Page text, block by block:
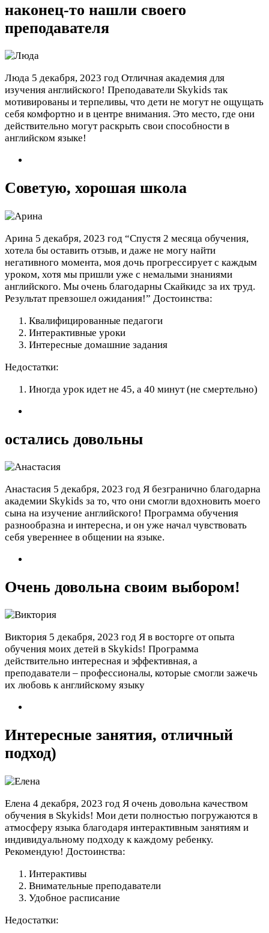
наконец-то нашли своего
преподавателя
Люда 5 декабря, 2023 год Отличная академия для
изучения английского! Преподаватели Skykids так
мотивированы и терпеливы, что дети не могут не ощущать
себя комфортно и в центре внимания. Это место, где они
действительно могут раскрыть свои способности в
английском языке!
Советую, хорошая школа
Арина 5 декабря, 2023 год “Спустя 2 месяца обучения,
хотела бы оставить отзыв, и даже не могу найти
негативного момента, моя дочь прогрессирует с каждым
уроком, хотя мы пришли уже с немалыми знаниями
английского. Мы очень благодарны Скайкидс за их труд.
Результат превзошел ожидания!” Достоинства:
Квалифицированные педагоги
Интерактивные уроки
Интересные домашние задания
Недостатки:
Иногда урок идет не 45, а 40 минут (не смертельно)
остались довольны
Анастасия 5 декабря, 2023 год Я безгранично благодарна
академии Skykids за то, что они смогли вдохновить моего
сына на изучение английского! Программа обучения
разнообразна и интересна, и он уже начал чувствовать
себя увереннее в общении на языке.
Очень довольна своим выбором!
Виктория 5 декабря, 2023 год Я в восторге от опыта
обучения моих детей в Skykids! Программа
действительно интересная и эффективная, а
преподаватели – профессионалы, которые смогли зажечь
их любовь к английскому языку
Интересные занятия, отличный
подход)
Елена 4 декабря, 2023 год Я очень довольна качеством
обучения в Skykids! Мои дети полностью погружаются в
атмосферу языка благодаря интерактивным занятиям и
индивидуальному подходу к каждому ребенку.
Рекомендую! Достоинства:
Интерактивы
Внимательные преподаватели
Удобное расписание
Недостатки: